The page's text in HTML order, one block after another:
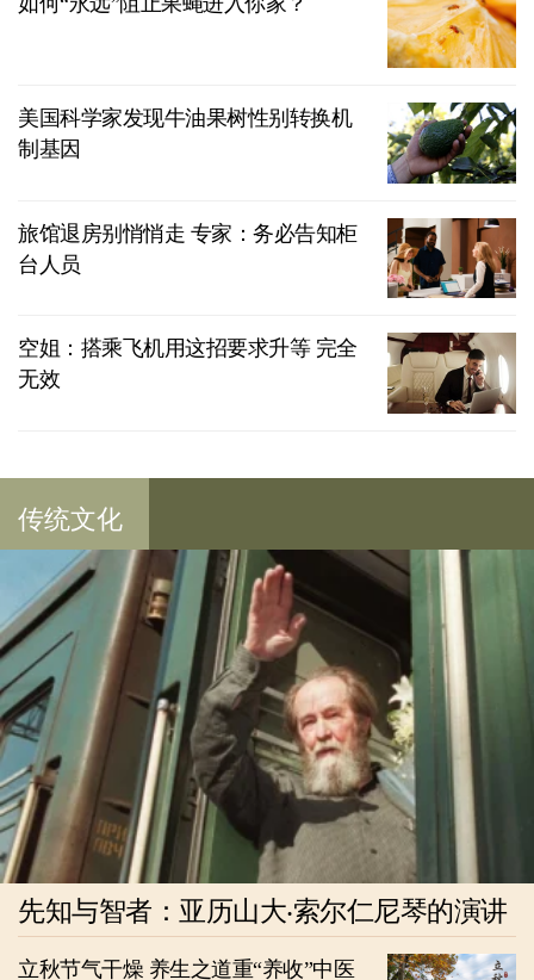
美国科学家发现牛油果树性别转换机
制基因
旅馆退房别悄悄走 专家：务必告知柜
台人员
空姐：搭乘飞机用这招要求升等 完全
无效
传统文化
先知与智者：亚历山大‧索尔仁尼琴的演讲
立秋节气干燥 养生之道重“养收”中医